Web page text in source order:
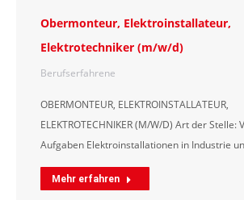
Obermonteur, Elektroinstallateur,
Elektrotechniker (m/w/d)
Berufserfahrene
OBERMONTEUR, ELEKTROINSTALLATEUR,
ELEKTROTECHNIKER (M/W/D) Art der Stelle:
Aufgaben Elektroinstallationen in Industrie
Mehr erfahren